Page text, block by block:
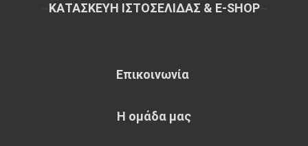
ΚΑΤΑΣΚΕΥΗ ΙΣΤΟΣΕΛΙΔΑΣ & E-SHOP~
Επικοινωνία
Η ομάδα μας